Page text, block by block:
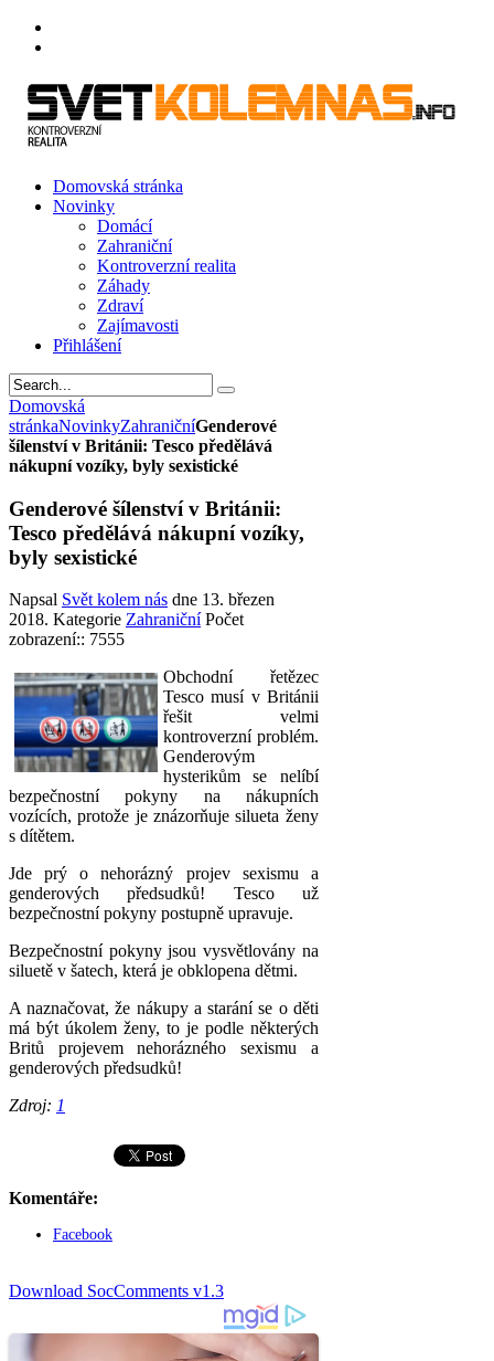
Domovská stránka
Novinky
Domácí
Zahraniční
Kontroverzní realita
Záhady
Zdraví
Zajímavosti
Přihlášení
Domovská
stránkaNovinkyZahraničníGenderové
šílenství v Británii: Tesco předělává
nákupní vozíky, byly sexistické
Genderové šílenství v Británii:
Tesco předělává nákupní vozíky,
byly sexistické
Napsal Svět kolem nás dne 13. březen
2018. Kategorie ZahraničníPočet
zobrazení:: 7555
Obchodní řetězec
Tesco musí v Británii
řešit velmi
kontroverzní problém.
Genderovým
hysterikům se nelíbí
bezpečnostní pokyny na nákupních
vozících, protože je znázorňuje silueta ženy
s dítětem.
Jde prý o nehorázný projev sexismu a
genderových předsudků! Tesco už
bezpečnostní pokyny postupně upravuje.
Bezpečnostní pokyny jsou vysvětlovány na
siluetě v šatech, která je obklopena dětmi.
A naznačovat, že nákupy a starání se o děti
má být úkolem ženy, to je podle některých
Britů projevem nehorázného sexismu a
genderových předsudků!
Zdroj: 1
Komentáře:
Facebook
Download SocComments v1.3